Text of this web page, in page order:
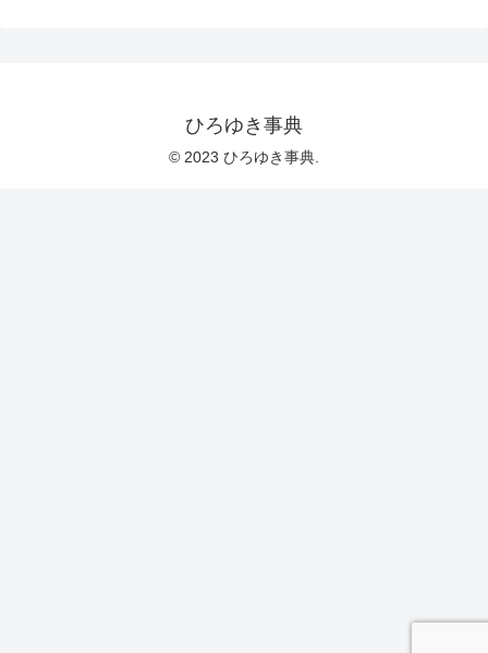
ひろゆき事典
© 2023 ひろゆき事典.